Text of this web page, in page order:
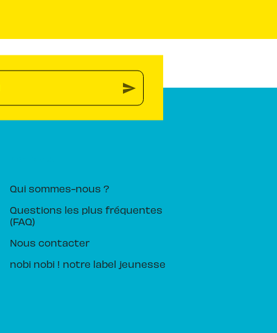
send
Qui sommes-nous ?
Questions les plus fréquentes
(FAQ)
Nous contacter
nobi nobi ! notre label jeunesse